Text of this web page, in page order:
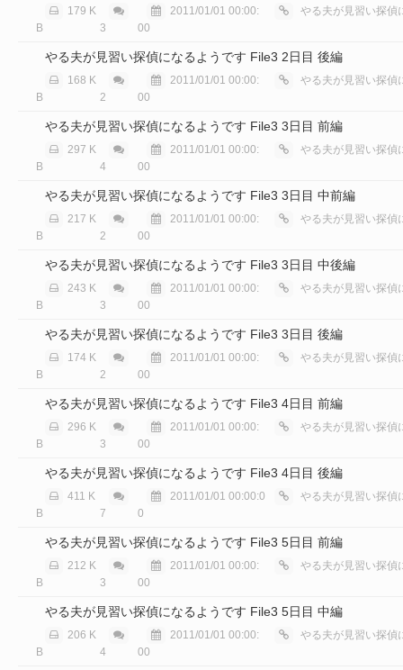
179 K
B
3
2011/01/01 00:00:
00
やる夫が見習い探偵に
やる夫が見習い探偵になるようです File3 2日目 後編
168 K
B
2
2011/01/01 00:00:
00
やる夫が見習い探偵に
やる夫が見習い探偵になるようです File3 3日目 前編
297 K
B
4
2011/01/01 00:00:
00
やる夫が見習い探偵に
やる夫が見習い探偵になるようです File3 3日目 中前編
217 K
B
2
2011/01/01 00:00:
00
やる夫が見習い探偵に
やる夫が見習い探偵になるようです File3 3日目 中後編
243 K
B
3
2011/01/01 00:00:
00
やる夫が見習い探偵に
やる夫が見習い探偵になるようです File3 3日目 後編
174 K
B
2
2011/01/01 00:00:
00
やる夫が見習い探偵に
やる夫が見習い探偵になるようです File3 4日目 前編
296 K
B
3
2011/01/01 00:00:
00
やる夫が見習い探偵に
やる夫が見習い探偵になるようです File3 4日目 後編
411 K
B
7
2011/01/01 00:00:0
0
やる夫が見習い探偵に
やる夫が見習い探偵になるようです File3 5日目 前編
212 K
B
3
2011/01/01 00:00:
00
やる夫が見習い探偵に
やる夫が見習い探偵になるようです File3 5日目 中編
206 K
B
4
2011/01/01 00:00:
00
やる夫が見習い探偵に